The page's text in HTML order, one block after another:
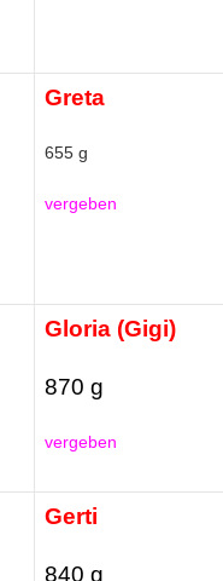
Greta
655 g
vergeben
Gloria (Gigi)
870 g
vergeben
Gerti
840 g